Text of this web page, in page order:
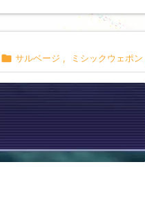
 サルベージ , ミシックウェポン